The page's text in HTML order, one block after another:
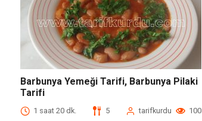
Barbunya Yemeği Tarifi, Barbunya Pilaki
Tarifi
1 saat 20 dk. 5 tarifkurdu 100